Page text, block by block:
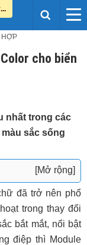
HỢP
cho biển
nhất trong các
sắc sống
[Mở rộng]
đã trở nên phổ
trong thay đổi
bắt mắt, nổi bật
điệp thì Module